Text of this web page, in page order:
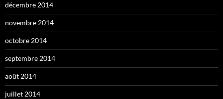
décembre 2014
novembre 2014
octobre 2014
septembre 2014
août 2014
juillet 2014